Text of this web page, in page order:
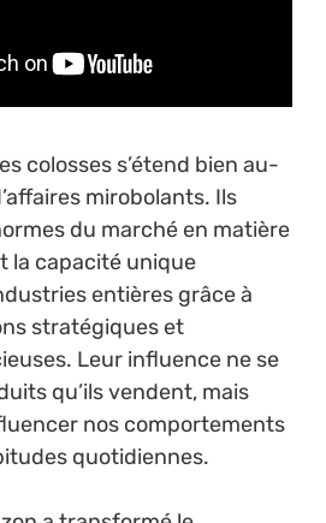
colosses s’étend bien au-
mirobolants. Ils
du marché en matière
la capacité unique
entières grâce à
stratégiques et
Leur influence ne se
qu’ils vendent, mais
nos comportements
quotidiennes.